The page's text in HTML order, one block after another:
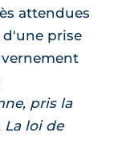
attendues
prise
pris la
loi de